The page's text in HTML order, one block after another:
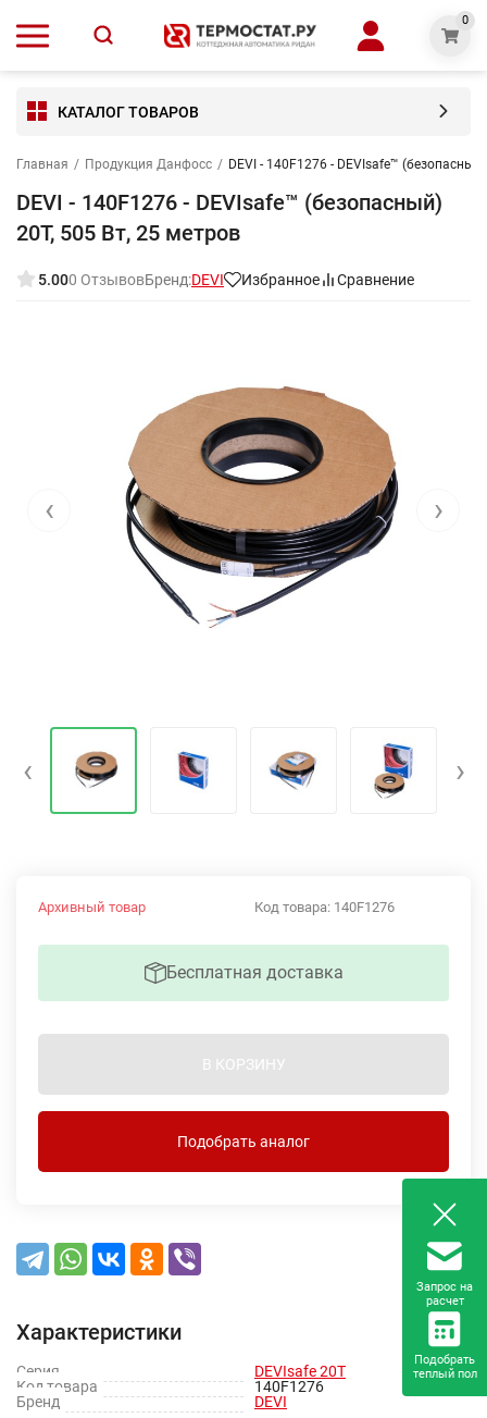
0
КАТАЛОГ ТОВАРОВ
Главная / Продукция Данфосс / DEVI - 140F1276 - DEVIsafe™
DEVI - 140F1276 - DEVIsafe™ (безопасный)
20T, 505 Вт, 25 метров
5.000 ОтзывовБренд:DEVI Избранное Сравнение
‹ ›
‹ ›
Код товара: 140F1276
Архивный товар
Бесплатная доставка
В КОРЗИНУ
Подобрать аналог
Характеристики
Серия
DEVIsafe 20T
Код товара
140F1276
Бренд
DEVI
Запрос на
расчет
Подобрать
теплый пол